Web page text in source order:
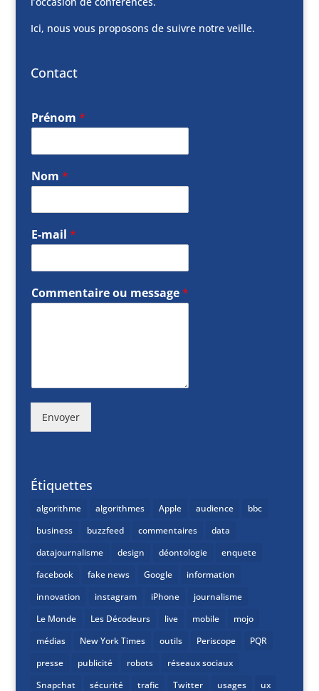
Ici, nous vous proposons de suivre notre veille.
Contact
Prénom *
Nom *
E-mail *
Commentaire ou message*
Envoyer
Étiquettes
algorithme algorithmes Apple audience
bbc
business
buzzfeed commentaires
data
datajournalisme
design déontologie
enquete
facebook
fake news Google
information
innovation
instagram iPhone
journalisme
Le Monde
Les Décodeurs live mobile
mojo
médias
New York Times outils Periscope
PQR
presse
publicité robots
réseaux sociaux
Snapchat
sécurité trafic Twitter usages ux